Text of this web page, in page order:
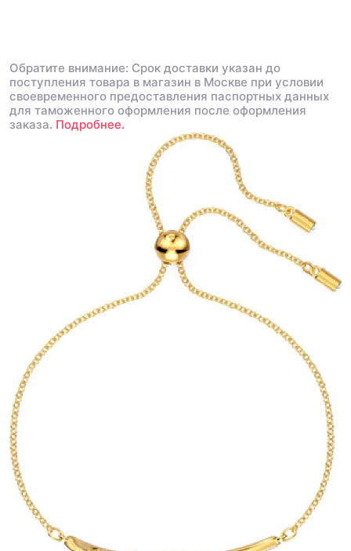
Обратите внимание: Срок доставки указан до
поступления товара в магазин в Москве при условии
своевременного предоставления паспортных данных
для таможенного оформления после оформления
заказа. Подробнее.